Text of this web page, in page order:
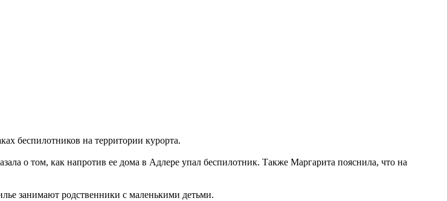
беспилотников на территории курорта.
о том, как напротив ее дома в Адлере упал беспилотник. Также Маргарита пояснила, что на
занимают родственники с маленькими детьми.